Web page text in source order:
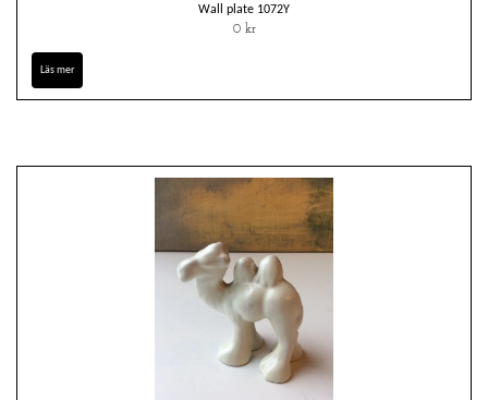
Wall plate 1072Y
0 kr
Läs mer